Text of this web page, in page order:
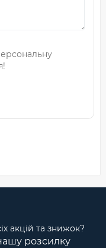
акцій та знижок?
розсилку